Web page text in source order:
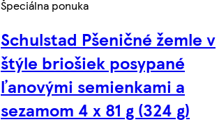
Špeciálna ponuka
Schulstad Pšeničné žemle v
štýle briošiek posypané
ľanovými semienkami a
sezamom 4 x 81 g (324 g)